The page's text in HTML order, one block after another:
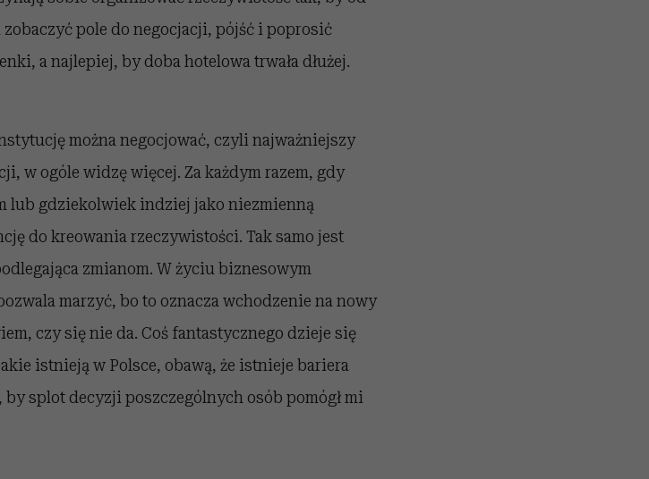
pole do negocjacji, pójść i poprosić
a najlepiej, by doba hotelowa trwała dłużej.
można negocjować, czyli najważniejszy
w ogóle widzę więcej. Za każdym razem, gdy
lub gdziekolwiek indziej jako niezmienną
do kreowania rzeczywistości. Tak samo jest
zmianom. W życiu biznesowym
marzyć, bo to oznacza wchodzenie na nowy
czy się nie da. Coś fantastycznego dzieje się
istnieją w Polsce, obawą, że istnieje bariera
splot decyzji poszczególnych osób pomógł mi